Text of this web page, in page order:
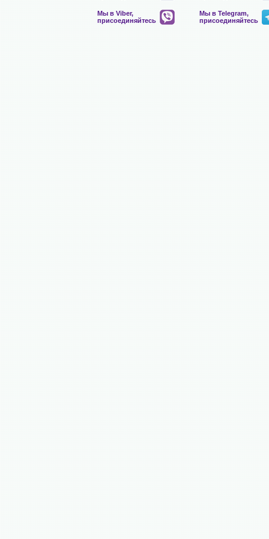
Мы в Viber,
присоединяйтесь
Мы в Telegram,
присоединяйтесь